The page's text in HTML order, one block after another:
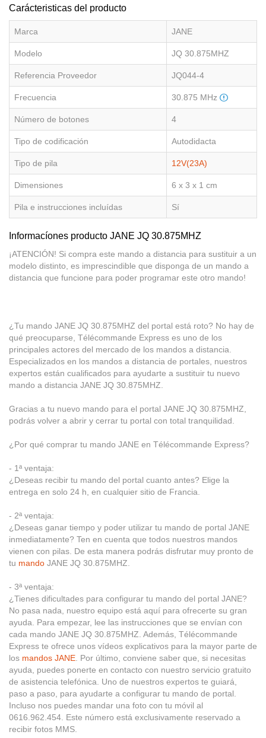
Carácteristicas del producto
Marca JANE
Modelo JQ 30.875MHZ
Referencia Proveedor JQ044-4
Frecuencia 30.875 MHz
Número de botones 4
Tipo de codificación Autodidacta
Tipo de pila 12V(23A)
Dimensiones 6 x 3 x 1 cm
Pila e instrucciones incluídas Sí
Informacíones producto JANE JQ 30.875MHZ
¡ATENCIÓN! Si compra este mando a distancia para sustituir a un
modelo distinto, es imprescindible que disponga de un mando a
distancia que funcione para poder programar este otro mando!
¿Tu mando JANE JQ 30.875MHZ del portal está roto? No hay de
qué preocuparse, Télécommande Express es uno de los
principales actores del mercado de los mandos a distancia.
Especializados en los mandos a distancia de portales, nuestros
expertos están cualificados para ayudarte a sustituir tu nuevo
mando a distancia JANE JQ 30.875MHZ.
Gracias a tu nuevo mando para el portal JANE JQ 30.875MHZ,
podrás volver a abrir y cerrar tu portal con total tranquilidad.
¿Por qué comprar tu mando JANE en Télécommande Express?
- 1ª ventaja:
¿Deseas recibir tu mando del portal cuanto antes? Elige la
entrega en solo 24 h, en cualquier sitio de Francia.
- 2ª ventaja:
¿Deseas ganar tiempo y poder utilizar tu mando de portal JANE
inmediatamente? Ten en cuenta que todos nuestros mandos
vienen con pilas. De esta manera podrás disfrutar muy pronto de
tu mando JANE JQ 30.875MHZ.
- 3ª ventaja:
¿Tienes dificultades para configurar tu mando del portal JANE?
No pasa nada, nuestro equipo está aquí para ofrecerte su gran
ayuda. Para empezar, lee las instrucciones que se envían con
cada mando JANE JQ 30.875MHZ. Además, Télécommande
Express te ofrece unos vídeos explicativos para la mayor parte de
los mandos JANE . Por último, conviene saber que, si necesitas
ayuda, puedes ponerte en contacto con nuestro servicio gratuito
de asistencia telefónica. Uno de nuestros expertos te guiará,
paso a paso, para ayudarte a configurar tu mando de portal.
Incluso nos puedes mandar una foto con tu móvil al
0616.962.454. Este número está exclusivamente reservado a
recibir fotos MMS.